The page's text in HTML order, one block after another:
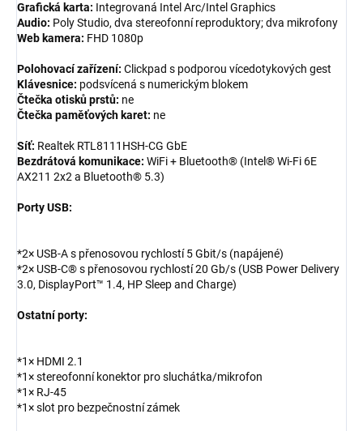
Grafická karta: Integrovaná Intel Arc/Intel Graphics
Audio: Poly Studio, dva stereofonní reproduktory; dva mikrofony
Web kamera: FHD 1080p
Polohovací zařízení: Clickpad s podporou vícedotykových gest
Klávesnice: podsvícená s numerickým blokem
Čtečka otisků prstů: ne
Čtečka paměťových karet: ne
Síť: Realtek RTL8111HSH-CG GbE
Bezdrátová komunikace: WiFi + Bluetooth® (Intel® Wi-Fi 6E
AX211 2x2 a Bluetooth® 5.3)
Porty USB:
*2× USB-A s přenosovou rychlostí 5 Gbit/s (napájené)
*2× USB-C® s přenosovou rychlostí 20 Gb/s (USB Power Delivery
3.0, DisplayPort™ 1.4, HP Sleep and Charge)
Ostatní porty:
*1× HDMI 2.1
*1× stereofonní konektor pro sluchátka/mikrofon
*1× RJ-45
*1× slot pro bezpečnostní zámek